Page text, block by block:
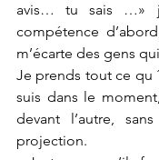
avis… tu sais …»
compétence
m’écarte des gens
Je prends tout ce qu
suis dans le
devant l’autre,
projection.